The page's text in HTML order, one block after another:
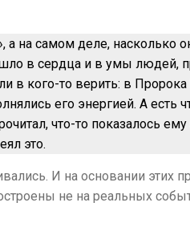
на самом деле, насколько
в сердца и в умы людей,
в кого-то верить: в
его энергией. А есть
что-то показалось
это.
И на основании этих
не на реальных